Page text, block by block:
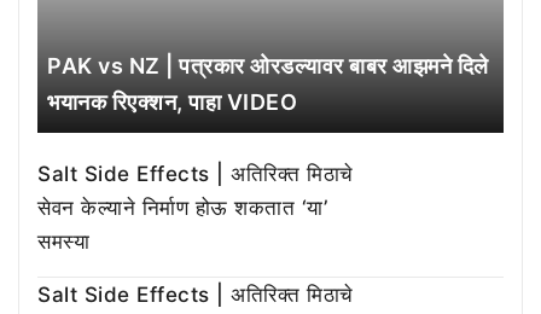
PAK vs NZ | पत्रकार ओरडल्यावर बाबर आझमने दिले
भयानक रिएक्शन, पाहा VIDEO
Salt Side Effects | अतिरिक्त मिठाचे
सेवन केल्याने निर्माण होऊ शकतात ‘या’
समस्या
Salt Side Effects | अतिरिक्त मिठाचे